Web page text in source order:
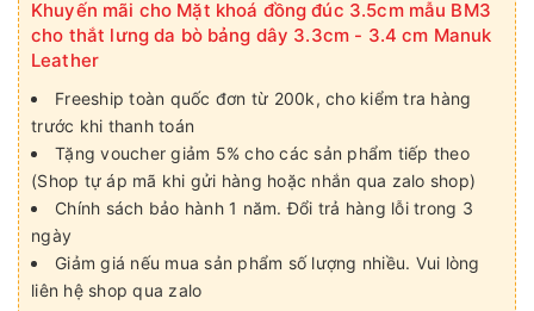
Khuyến mãi cho Mặt khoá đồng đúc 3.5cm mẫu BM3
cho thắt lưng da bò bảng dây 3.3cm - 3.4 cm Manuk
Leather
Freeship toàn quốc đơn từ 200k, cho kiểm tra hàng
trước khi thanh toán
Tặng voucher giảm 5% cho các sản phẩm tiếp theo
(Shop tự áp mã khi gửi hàng hoặc nhắn qua zalo shop)
Chính sách bảo hành 1 năm. Đổi trả hàng lỗi trong 3
ngày
Giảm giá nếu mua sản phẩm số lượng nhiều. Vui lòng
liên hệ shop qua zalo